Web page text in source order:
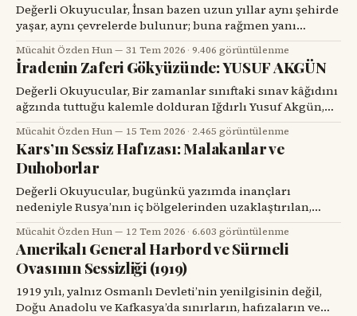
Değerli Okuyucular, İnsan bazen uzun yıllar aynı şehirde
yaşar, aynı çevrelerde bulunur; buna rağmen yanı
başındaki değerli bir hemşehrisini tanımak için bir
tesadüfü beklemek zorunda kalır. Prof. Dr. Hakan Alpay
Karasu’yla tanışmam da böyle oldu. Onu ilk gördüğümde,
karşımdaki kişinin başarılı bir diş hekimi, bilim insanı ve
üniversite yöneticisi
Mücahit Özden Hun 31 Tem 2026 ·9.406 görüntülenme
İradenin Zaferi Gökyüzünde: YUSUF AKGÜN
Değerli Okuyucular, Bir zamanlar sınıftaki sınav kâğıdını
ağzında tuttuğu kalemle dolduran Iğdırlı Yusuf Akgün,
bugün aynı kalemle Türkiye’nin millî muharip uçağı
KAAN’ı çiziyor. Çocuk yuvalarından dünya spor
sahnelerine, resim atölyelerinden TUSAŞ hangarlarına
uzanan bu yol, yalnızca bir başarı hikâyesi değil; insanın
kendi kaderine karşı verdiği büyük mücadelenin adıdır.
Mücahit Özden Hun 15 Tem 2026 · 2.465 görüntülenme
Kars’ın Sessiz Hafızası: Malakanlar ve
Duhoborlar
Değerli Okuyucular, bugünkü yazımda inançları
nedeniyle Rusya’nın iç bölgelerinden uzaklaştırılan,
Kars’ta köyler kurup toprağa kök salan ve tarihin başka
bir döneminde yeniden göç yollarına düşen iki
topluluğun hikâyesini dikkatinize sunacağım. Kars’ın
eski köylerinde kalın taş duvarlı bir eve, ahşap bir
verandaya, artık dönmeyen bir su değirmenine veya
Mücahit Özden Hun 12 Tem 2026 ·6.603 görüntülenme
Amerikalı General Harbord ve Sürmeli
Ovasının Sessizliği (1919)
1919 yılı, yalnız Osmanlı Devleti’nin yenilgisinin değil,
Doğu Anadolu ve Kafkasya’da sınırların, hafızaların ve